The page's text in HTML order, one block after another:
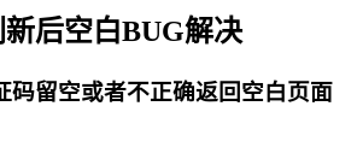
新后空白BUG解决
码留空或者不正确返回空白页面